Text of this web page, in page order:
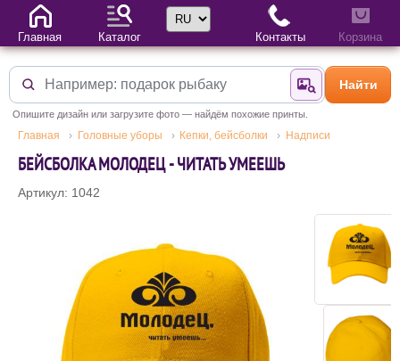
Найти поНайти
Опишите дизайн или загрузите фото — найдём похожие принты.
Главная Головные уборы Кепки, бейсболки Надписи
БЕЙСБОЛКА МОЛОДЕЦ - ЧИТАТЬ УМЕЕШЬ
Артикул: 1042
Главная Каталог
Выбор языка
Контакты Корзина